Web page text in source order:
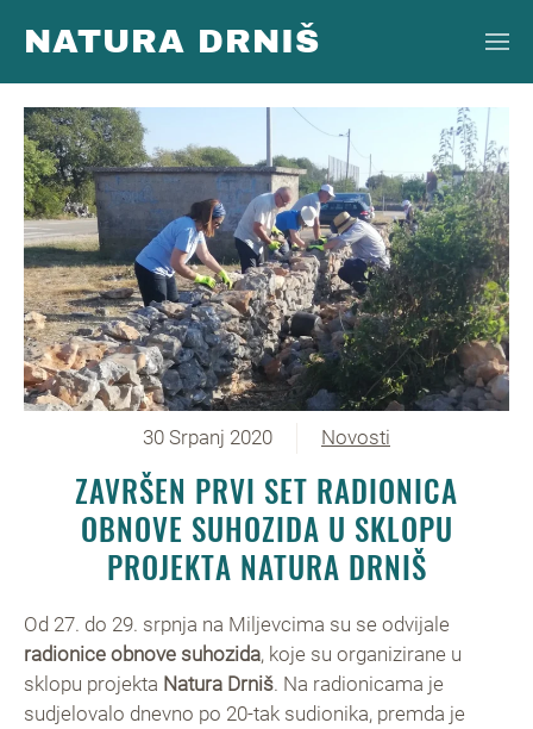
NATURA DRNIŠ
30 Srpanj 2020 Novosti
ZAVRŠEN PRVI SET RADIONICA
OBNOVE SUHOZIDA U SKLOPU
PROJEKTA NATURA DRNIŠ
Od 27. do 29. srpnja na Miljevcima su se odvijale
radionice obnove suhozida, koje su organizirane u
sklopu projekta Natura Drniš. Na radionicama je
sudjelovalo dnevno po 20-tak sudionika, premda je